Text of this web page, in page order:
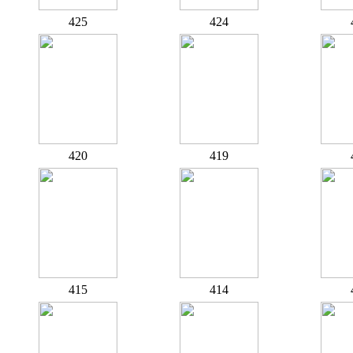
425 424
420 419
415 414